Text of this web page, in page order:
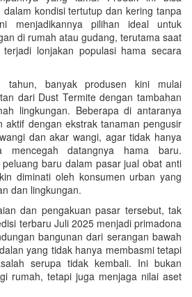
kondisi tertutup dan kering tanpa
menjadikannya pilihan ideal untuk
di rumah atau gudang, terutama saat
lonjakan populasi hama secara
tahun, banyak produsen kini mulai
dari Dust Termite dengan tambahan
lingkungan. Beberapa di antaranya
aktif dengan ekstrak tanaman pengusir
dan akar wangi, agar tidak hanya
mencegah datangnya hama baru.
baru dalam pasar jual obat anti
diminati oleh konsumen urban yang
dan lingkungan.
dan pengakuan pasar tersebut, tak
terbaru Juli 2025 menjadi primadona
bangunan dari serangan bawah
yang tidak hanya membasmi tetapi
serupa tidak kembali. Ini bukan
rumah, tetapi juga menjaga nilai aset